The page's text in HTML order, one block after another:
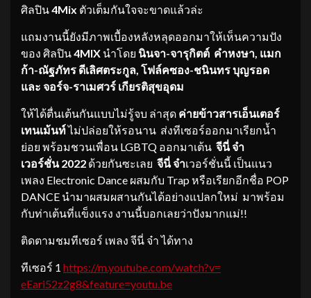
ศิลปิน4Mix ตัวเต็มกันใจจะขาดแล้วล่ะ
แถมงานนี้ยังมีภาพเบื้องหลังหลุดออกมาให้เห็นความปัง
ของ ศิลปิน4MIX นำโดย นินจา-จารุกิตต์ คำหงษา แมก
ก้า-ณัฐภัทร ดีเลิศตระกูล โฟล์คซอง-ชนินทร บุญรอด
และ จอร์จ-ราเมศวร์ เกียรติสุขอุดม
ให้ได้ตื่นเต้นกันแบบไม่รู้จบ ล่าสุด ค่ายข้าวสารเอ็นเตอร์
เทนเม้นท์ไม่ปล่อยให้รอนาน ส่งทีเซอร์ออกมาเรียกน้ำ
ย่อย พร้อมชวนเพื่อน LGBTQ ออกมาเต้น จีนี่ จ๋า
เวอร์ชั่น2022 ด้วยกันซะเลย จีนี่ จ๋าเวอร์ชั่นนี้ เป็นแนว
เพลง Electronic Dance ผสมกับ Trap หรือเรียกอีกชื่อ POP
DANCE นำมาผสมผสานกันได้อย่างแปลกใหม่ มาพร้อม
กับท่าเต้นที่แข็งแรง งานนี้บอกเลยว่าปังมากแม่!!
ติดตามชมทีเซอร์ เพลง จีนี่ จ๋า ได้ทาง
ทีเซอร์ 1 https://m.youtube.com/watch?v=
eEari52z2g8&feature=youtu.be